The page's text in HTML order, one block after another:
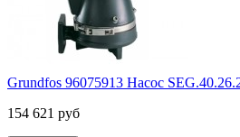
Grundfos 96075913 Насос
154 621 руб